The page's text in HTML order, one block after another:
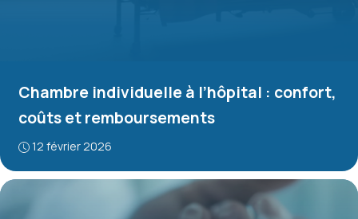
Chambre individuelle à l’hôpital : confort,
coûts et remboursements
12 février 2026